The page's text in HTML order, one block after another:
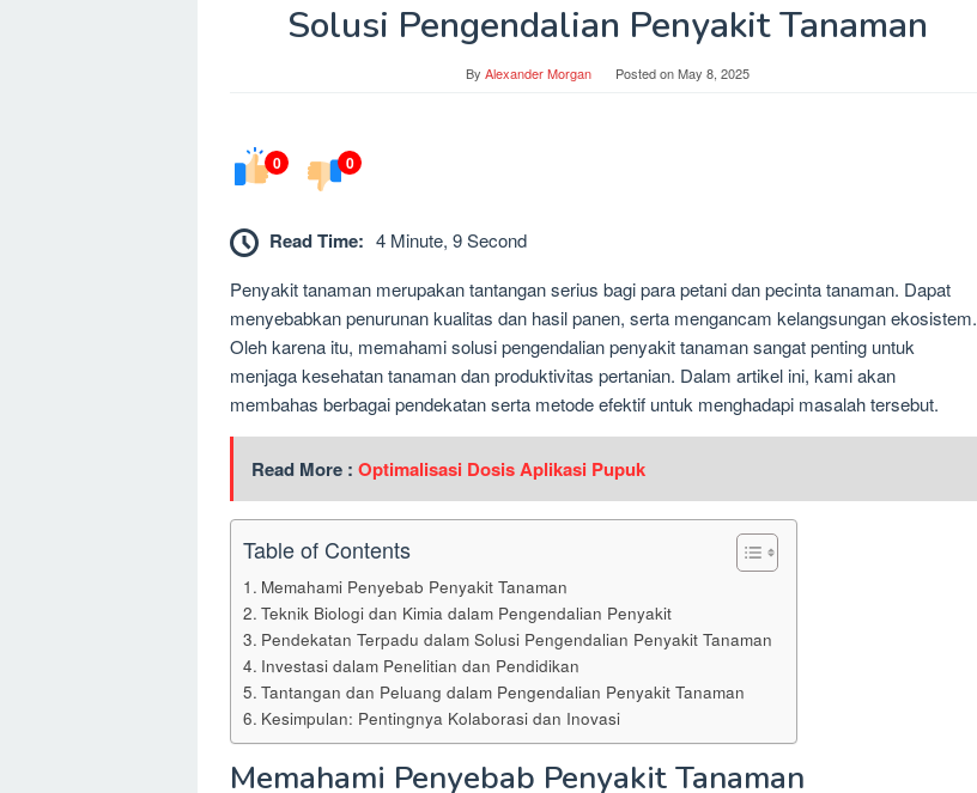
Solusi Pengendalian Penyakit Tanaman
By Alexander Morgan Posted onMay 8, 2025
0 0
Read Time: 4 Minute, 9 Second
Penyakit tanaman merupakan tantangan serius bagi para petani dan pecinta tanaman. Dapat
menyebabkan penurunan kualitas dan hasil panen, serta mengancam kelangsungan ekosistem.
Oleh karena itu, memahami solusi pengendalian penyakit tanaman sangat penting untuk
menjaga kesehatan tanaman dan produktivitas pertanian. Dalam artikel ini, kami akan
membahas berbagai pendekatan serta metode efektif untuk menghadapi masalah tersebut.
Read More : Optimalisasi Dosis Aplikasi Pupuk
Table of Contents
Memahami Penyebab Penyakit Tanaman
Teknik Biologi dan Kimia dalam Pengendalian Penyakit
Pendekatan Terpadu dalam Solusi Pengendalian Penyakit Tanaman
Investasi dalam Penelitian dan Pendidikan
Tantangan dan Peluang dalam Pengendalian Penyakit Tanaman
Kesimpulan: Pentingnya Kolaborasi dan Inovasi
Memahami Penyebab Penyakit Tanaman